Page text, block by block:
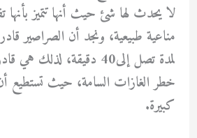
لا يحدث لها شئ حيث أنها تتميز
مناعية طبيعية، ونجد أن الصراصير
لمدة تصل إلى40 دقيقة،
خطر الغازات السامة، حيث
كبيرة.